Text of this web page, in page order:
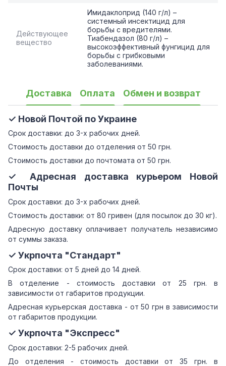
Действующее
вещество
Имидаклоприд (140 г/л) –
системный инсектицид для
борьбы с вредителями.
Тиабендазол (80 г/л) –
высокоэффективный фунгицид для
борьбы с грибковыми
заболеваниями.
Доставка Оплата Обмен и возврат
✓ Новой Почтой по Украине
Срок доставки: до 3-х рабочих дней.
Стоимость доставки до отделения от 50 грн.
Стоимость доставки до почтомата от 50 грн.
✓ Адресная доставка курьером Новой
Почты
Срок доставки: до 3-х рабочих дней.
Стоимость доставки: от 80 гривен (для посылок до 30 кг).
Адресную доставку оплачивает получатель независимо
от суммы заказа.
✓ Укрпочта "Стандарт"
Срок доставки: от 5 дней до 14 дней.
В отделение - стоимость доставки от 25 грн. в
зависимости от габаритов продукции.
Адресная курьерская доставка - от 50 грн в зависимости
от габаритов продукции.
✓ Укрпочта "Экспресс"
Срок доставки: 2-5 рабочих дней.
До отделения - стоимость доставки от 35 грн. в